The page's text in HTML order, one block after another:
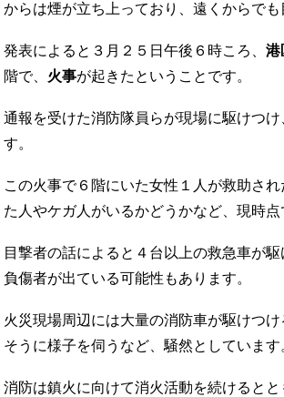
からは煙が立ち上っており、遠くからでも
発表によると３月２５日午後６時ころ、 港
階で、 火事が起きたということです。
通報を受けた消防隊員らが現場に駆けつ
す。
この火事で６階にいた女性１人が救助さ
た人やケガ人がいるかどうかなど、現時
目撃者の話によると４台以上の救急車が
負傷者が出ている可能性もあります。
火災現場周辺には大量の消防車が駆けつ
そうに様子を伺うなど、騒然としています
消防は鎮火に向けて消火活動を続けると